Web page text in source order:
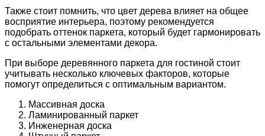
Также стоит помнить, что цвет дерева влияет на общее
восприятие интерьера, поэтому рекомендуется
подобрать оттенок паркета, который будет гармонировать
с остальными элементами декора.
При выборе деревянного паркета для гостиной стоит
учитывать несколько ключевых факторов, которые
помогут определиться с оптимальным вариантом.
Массивная доска
Ламинированный паркет
Инженерная доска